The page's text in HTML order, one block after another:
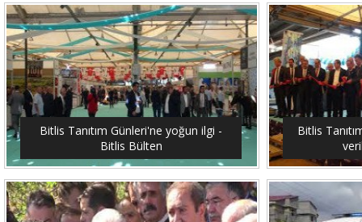
Bitlis Tanıtım Günleri'ne yoğun ilgi -
Bitlis Bülten
Bitlis